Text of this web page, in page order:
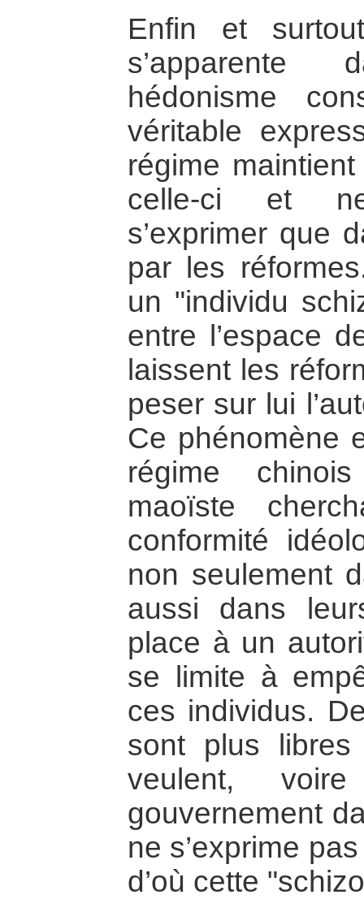
Enfin et
hédonisme
véritable
régime
celle-ci et
s’exprimer que
par les
un "individu
entre l’espace
laissent les
peser sur lui
Ce phénomène
régime
maoïste
conformité
non seulement
aussi dans
place à un
se limite à
ces individus.
sont plus
veulent,
gouvernement
ne s’exprime
d’où cette